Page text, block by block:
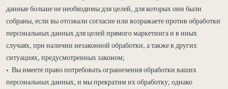
данные больше не необходимы для целей, для которых они были
собраны, если вы отозвали согласие или возражаете против обработки
персональных данных для целей прямого маркетинга и в иных
случаях, при наличии незаконной обработки, а также в других
ситуациях, предусмотренных законом;
• Вы имеете право потребовать ограничения обработки ваших
персональных данных, и мы прекратим их обработку; однако